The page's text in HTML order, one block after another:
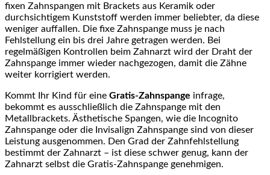
fixen Zahnspangen mit Brackets aus Keramik oder
durchsichtigem Kunststoff werden immer beliebter, da diese
weniger auffallen. Die fixe Zahnspange muss je nach
Fehlstellung ein bis drei Jahre getragen werden. Bei
regelmäßigen Kontrollen beim Zahnarzt wird der Draht der
Zahnspange immer wieder nachgezogen, damit die Zähne
weiter korrigiert werden.
Kommt Ihr Kind für eine Gratis-Zahnspange infrage,
bekommt es ausschließlich die Zahnspange mit den
Metallbrackets. Ästhetische Spangen, wie die Incognito
Zahnspange oder die Invisalign Zahnspange sind von dieser
Leistung ausgenommen. Den Grad der Zahnfehlstellung
bestimmt der Zahnarzt – ist diese schwer genug, kann der
Zahnarzt selbst die Gratis-Zahnspange genehmigen.